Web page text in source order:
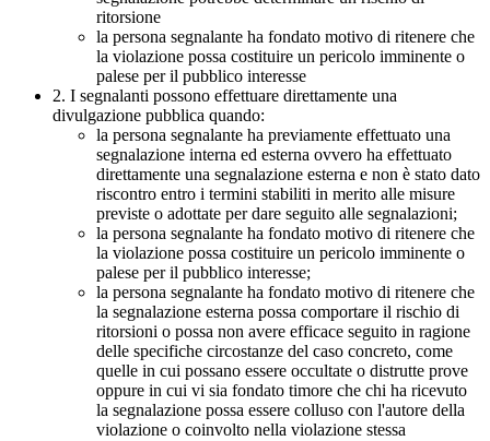
ritorsione
la persona segnalante ha fondato motivo di ritenere che
la violazione possa costituire un pericolo imminente o
palese per il pubblico interesse
2. I segnalanti possono effettuare direttamente una
divulgazione pubblica quando:
la persona segnalante ha previamente effettuato una
segnalazione interna ed esterna ovvero ha effettuato
direttamente una segnalazione esterna e non è stato dato
riscontro entro i termini stabiliti in merito alle misure
previste o adottate per dare seguito alle segnalazioni;
la persona segnalante ha fondato motivo di ritenere che
la violazione possa costituire un pericolo imminente o
palese per il pubblico interesse;
la persona segnalante ha fondato motivo di ritenere che
la segnalazione esterna possa comportare il rischio di
ritorsioni o possa non avere efficace seguito in ragione
delle specifiche circostanze del caso concreto, come
quelle in cui possano essere occultate o distrutte prove
oppure in cui vi sia fondato timore che chi ha ricevuto
la segnalazione possa essere colluso con l'autore della
violazione o coinvolto nella violazione stessa